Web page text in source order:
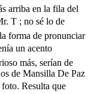
arriba en la fila del
T ; no sé lo de
forma de pronunciar
un acento
más, serían de
de Mansilla De Paz
foto. Resulta que